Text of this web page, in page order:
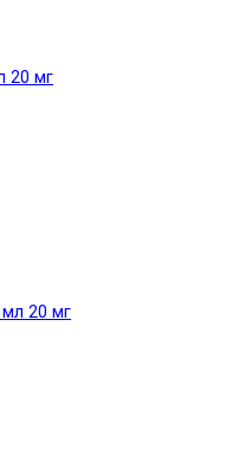
20 мг
мл 20 мг